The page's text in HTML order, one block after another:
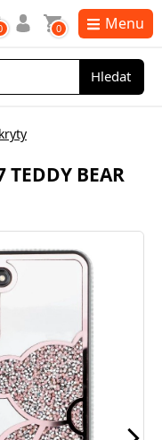
Hledat
0 Menu
TEDDY BEAR